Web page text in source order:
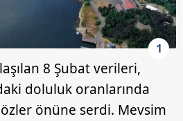
1
8 Şubat verileri,
doluluk oranlarında
önüne serdi. Mevsim